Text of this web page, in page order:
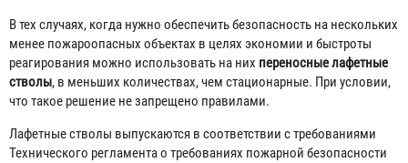
В тех случаях, когда нужно обеспечить безопасность на нескольких
менее пожароопасных объектах в целях экономии и быстроты
реагирования можно использовать на них переносные лафетные
стволы, в меньших количествах, чем стационарные. При условии,
что такое решение не запрещено правилами.
Лафетные стволы выпускаются в соответствии с требованиями
Технического регламента о требованиях пожарной безопасности